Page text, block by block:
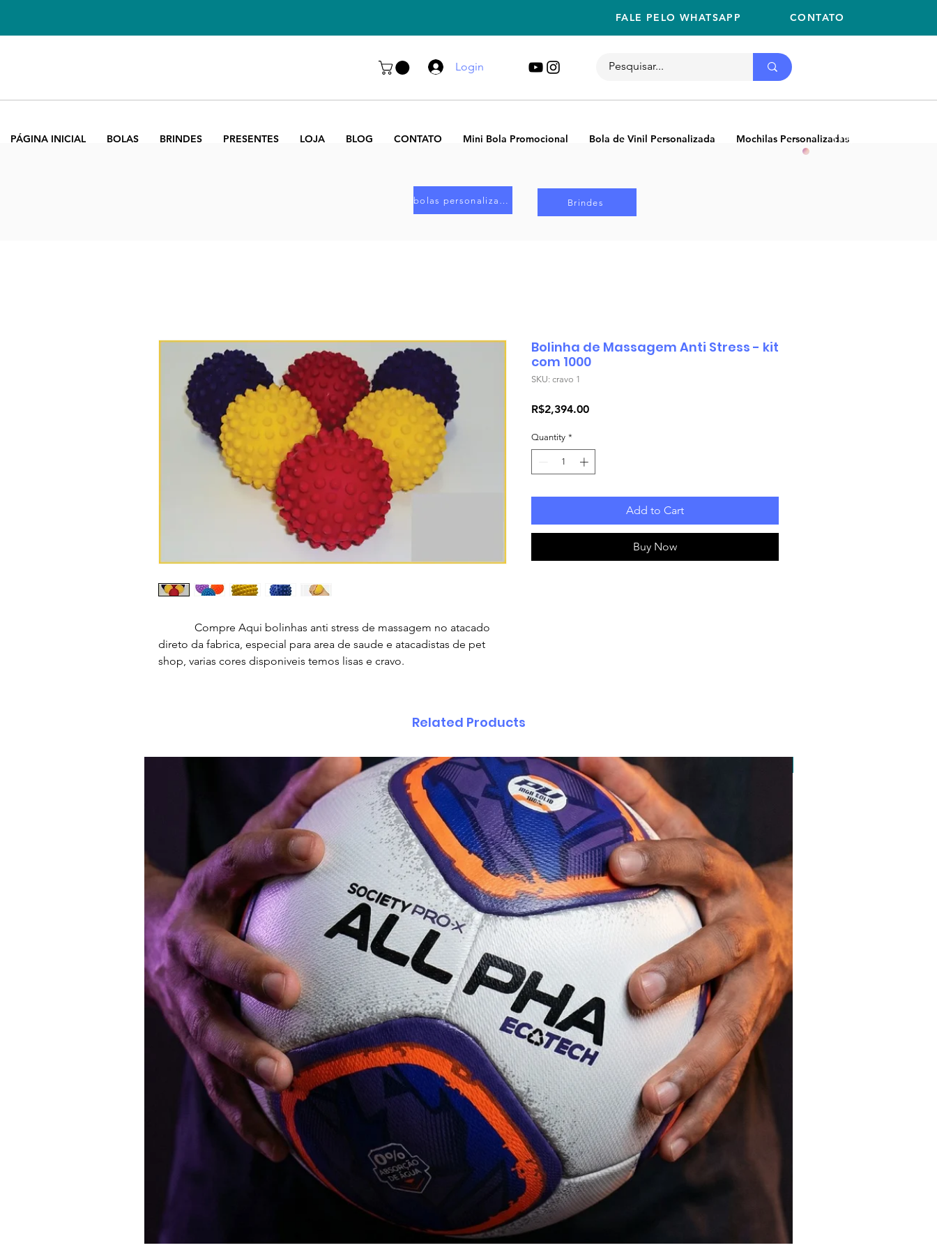
PÁGINA INICIAL BOLAS BRINDES PRESENTES LOJA BLOG CONTATO Mini Bola Promocional Bola de Vinil Personalizada Mochilas Personalizadas
Login
(11) 2059-2675
FALE PELO WHATSAPP CONTATO
NEW
bolas personalizadas Brindes
Compre Aqui bolinhas anti stress de massagem no atacado
direto da fabrica, especial para area de saude e atacadistas de pet
shop, varias cores disponiveis temos lisas e cravo.
Bolinha de Massagem Anti Stress - kit
com 1000
SKU: cravo 1
R$2,394.00Price
Quantity *
Add to Cart
Buy Now
Related Products